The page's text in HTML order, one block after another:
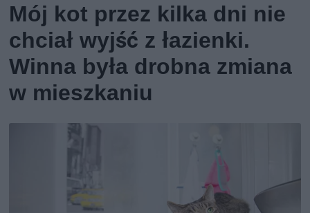
Mój kot przez kilka dni nie
chciał wyjść z łazienki.
Winna była drobna zmiana
w mieszkaniu